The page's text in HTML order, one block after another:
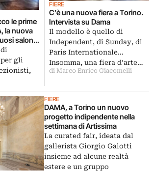
le prime
la nuova
saloni
gli
FIERE
C’è una nuova fiera a Torino.
Intervista su Dama
Il modello è quello di
Independent, di Sunday, di
Paris Internationale…
Insomma, una fiera d’arte…
di Marco Enrico Giacomelli
FIERE
DAMA, a Torino un nuovo
progetto indipendente nella
settimana di Artissima
La curated fair, ideata dal
gallerista Giorgio Galotti
insieme ad alcune realtà
estere e un gruppo